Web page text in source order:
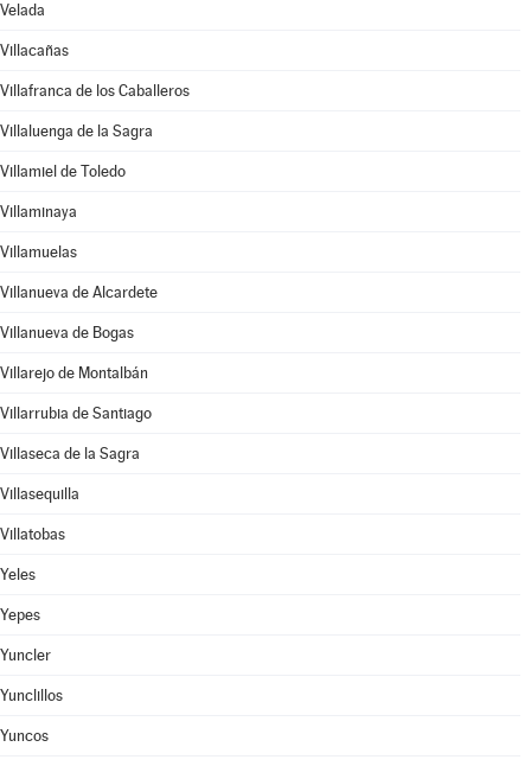
Velada
Villacañas
Villafranca de los Caballeros
Villaluenga de la Sagra
Villamiel de Toledo
Villaminaya
Villamuelas
Villanueva de Alcardete
Villanueva de Bogas
Villarejo de Montalbán
Villarrubia de Santiago
Villaseca de la Sagra
Villasequilla
Villatobas
Yeles
Yepes
Yuncler
Yunclillos
Yuncos